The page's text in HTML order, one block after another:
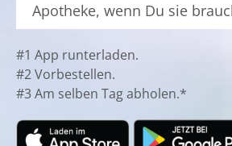
Apotheke, wenn Du sie
#1 App runterladen.
#2 Vorbestellen.
#3 Am selben Tag abholen.*